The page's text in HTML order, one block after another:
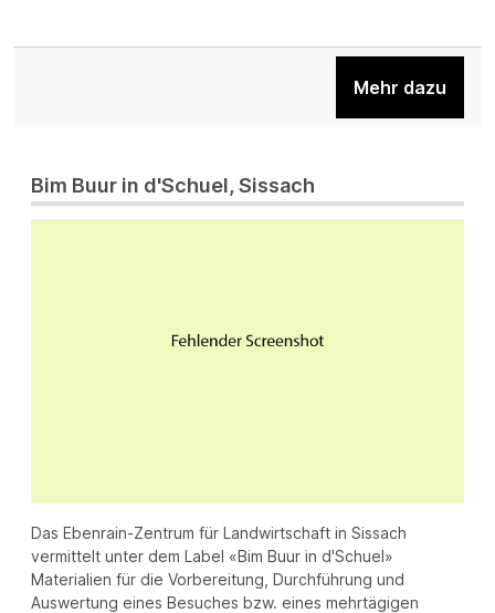
Mehr dazu
Bim Buur in d'Schuel, Sissach
Das Ebenrain-Zentrum für Landwirtschaft in Sissach
vermittelt unter dem Label «Bim Buur in d'Schuel»
Materialien für die Vorbereitung, Durchführung und
Auswertung eines Besuches bzw. eines mehrtägigen